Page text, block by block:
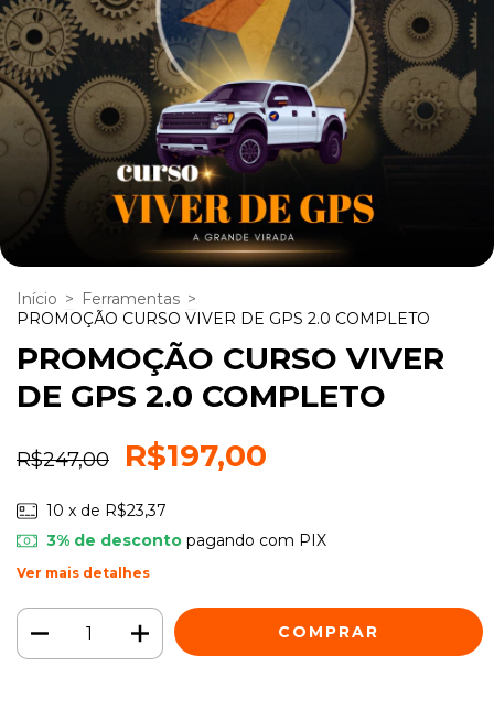
Início > Ferramentas >
PROMOÇÃO CURSO VIVER DE GPS 2.0 COMPLETO
PROMOÇÃO CURSO VIVER
DE GPS 2.0 COMPLETO
R$247,00 R$197,00
10 x de R$23,37
3% de descontopagando com PIX
Ver mais detalhes